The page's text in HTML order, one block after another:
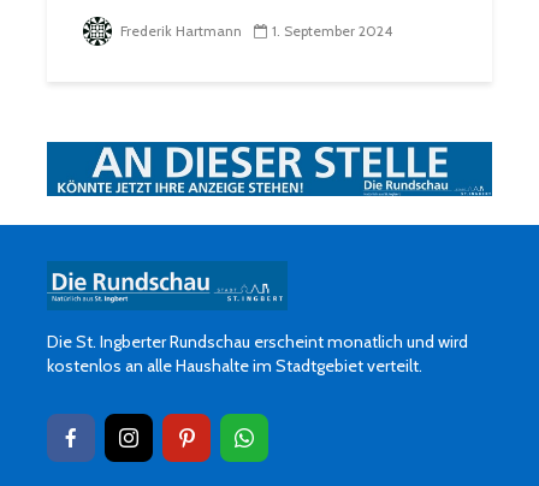
Frederik Hartmann 1. September 2024
Die St. Ingberter Rundschau erscheint monatlich und wird
kostenlos an alle Haushalte im Stadtgebiet verteilt.